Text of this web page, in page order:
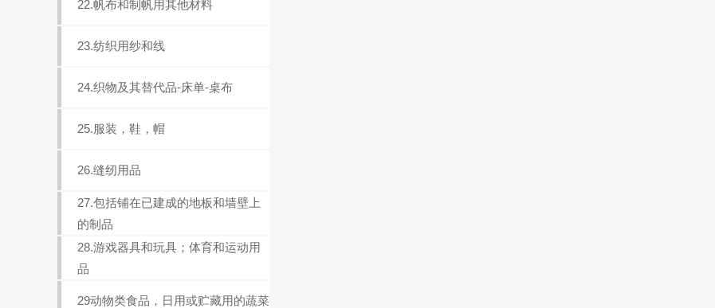
22.帆布和制帆用其他材料
23.纺织用纱和线
24.织物及其替代品-床单-桌布
25.服装，鞋，帽
26.缝纫用品
27.包括铺在已建成的地板和墙壁上
的制品
28.游戏器具和玩具；体育和运动用
品
29动物类食品，日用或贮藏用的蔬菜